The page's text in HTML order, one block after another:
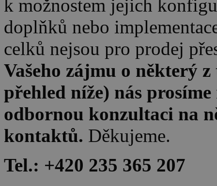
k možnostem jejich
doplňků nebo
celků nejsou pro prodej
Vašeho zájmu o některý
přehled níže) nás
odbornou konzultaci na
kontaktů. Děkujeme.
Tel.: +420 235 365 207